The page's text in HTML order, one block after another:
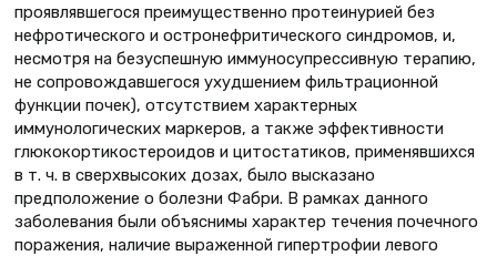
проявлявшегося преимущественно протеинурией без
нефротического и остронефритического синдромов, и,
несмотря на безуспешную иммуносупрессивную терапию,
не сопровождавшегося ухудшением фильтрационной
функции почек), отсутствием характерных
иммунологических маркеров, а также эффективности
глюкокортикостероидов и цитостатиков, применявшихся
в т. ч. в сверхвысоких дозах, было высказано
предположение о болезни Фабри. В рамках данного
заболевания были объяснимы характер течения почечного
поражения, наличие выраженной гипертрофии левого